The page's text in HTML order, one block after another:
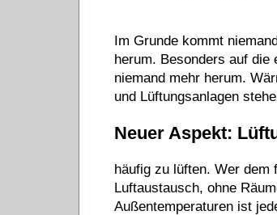
Im Grunde kommt
herum. Besonders auf die
niemand mehr herum.
und Lüftungsanlagen
Neuer Aspekt:
häufig zu lüften. Wer dem
Luftaustausch, ohne
Außentemperaturen ist